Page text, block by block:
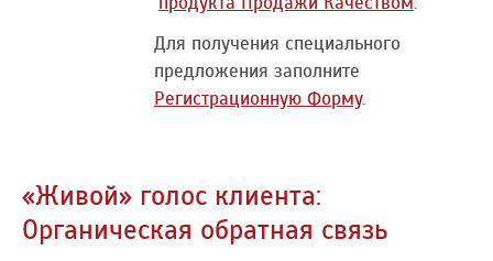
Для получения специального
предложения заполните
Регистрационную Форму.
«Живой» голос клиента:
Органическая обратная связь